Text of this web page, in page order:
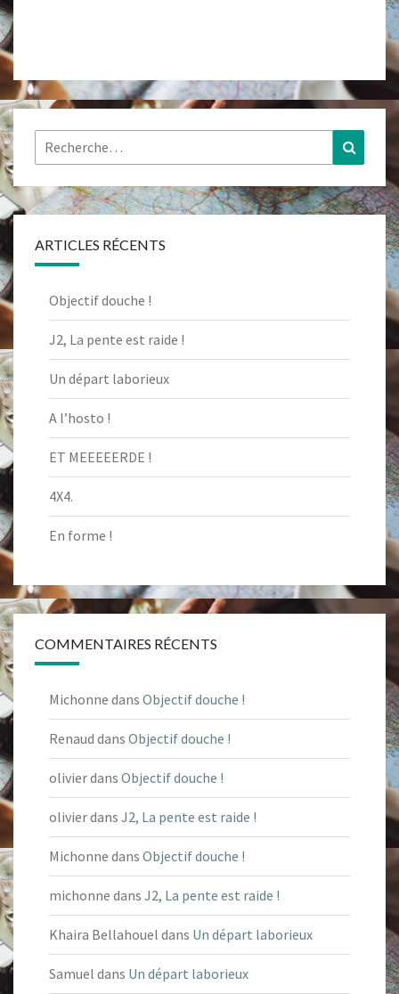
Rechercher :
ARTICLES RÉCENTS
Objectif douche !
J2, La pente est raide !
Un départ laborieux
A l’hosto !
ET MEEEEERDE !
4X4.
En forme !
COMMENTAIRES RÉCENTS
Michonne dans Objectif douche !
Renaud dans Objectif douche !
olivierdans Objectif douche !
olivierdans J2, La pente est raide !
Michonne dans Objectif douche !
michonne dans J2, La pente est raide !
Khaira Bellahouel dans Un départ laborieux
Samuel dans Un départ laborieux